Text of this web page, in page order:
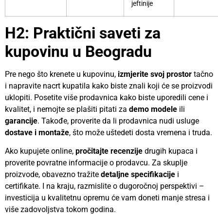
jeftinije
H2: Praktični saveti za
kupovinu u Beogradu
Pre nego što krenete u kupovinu, izmjerite svoj prostor tačno
i napravite nacrt kupatila kako biste znali koji će se proizvodi
uklopiti. Posetite više prodavnica kako biste uporedili cene i
kvalitet, i nemojte se plašiti pitati za demo modele ili
garancije. Takođe, proverite da li prodavnica nudi usluge
dostave i montaže, što može uštedeti dosta vremena i truda.
Ako kupujete online, pročitajte recenzije drugih kupaca i
proverite povratne informacije o prodavcu. Za skuplje
proizvode, obavezno tražite detaljne specifikacije i
certifikate. I na kraju, razmislite o dugoročnoj perspektivi –
investicija u kvalitetnu opremu će vam doneti manje stresa i
više zadovoljstva tokom godina.